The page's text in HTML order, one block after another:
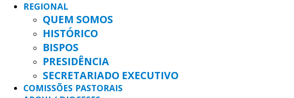
REGIONAL
QUEM SOMOS
HISTÓRICO
BISPOS
PRESIDÊNCIA
SECRETARIADO EXECUTIVO
COMISSÕES PASTORAIS